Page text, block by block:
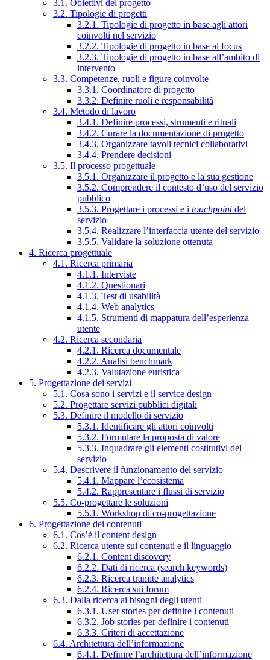
3.1. Obiettivi del progetto
3.2. Tipologie di progetti
3.2.1. Tipologie di progetto in base agli attori
coinvolti nel servizio
3.2.2. Tipologie di progetto in base al focus
3.2.3. Tipologie di progetto in base all’ambito di
intervento
3.3. Competenze, ruoli e figure coinvolte
3.3.1. Coordinatore di progetto
3.3.2. Definire ruoli e responsabilità
3.4. Metodo di lavoro
3.4.1. Definire processi, strumenti e rituali
3.4.2. Curare la documentazione di progetto
3.4.3. Organizzare tavoli tecnici collaborativi
3.4.4. Prendere decisioni
3.5. Il processo progettuale
3.5.1. Organizzare il progetto e la sua gestione
3.5.2. Comprendere il contesto d’uso del servizio
pubblico
3.5.3. Progettare i processi e i touchpointdel
servizio
3.5.4. Realizzare l’interfaccia utente del servizio
3.5.5. Validare la soluzione ottenuta
4. Ricerca progettuale
4.1. Ricerca primaria
4.1.1. Interviste
4.1.2. Questionari
4.1.3. Test di usabilità
4.1.4. Web analytics
4.1.5. Strumenti di mappatura dell’esperienza
utente
4.2. Ricerca secondaria
4.2.1. Ricerca documentale
4.2.2. Analisi benchmark
4.2.3. Valutazione euristica
5. Progettazione dei servizi
5.1. Cosa sono i servizi e il service design
5.2. Progettare servizi pubblici digitali
5.3. Definire il modello di servizio
5.3.1. Identificare gli attori coinvolti
5.3.2. Formulare la proposta di valore
5.3.3. Inquadrare gli elementi costitutivi del
servizio
5.4. Descrivere il funzionamento del servizio
5.4.1. Mappare l’ecosistema
5.4.2. Rappresentare i flussi di servizio
5.5. Co-progettare le soluzioni
5.5.1. Workshop di co-progettazione
6. Progettazione dei contenuti
6.1. Cos’è il content design
6.2. Ricerca utente sui contenuti e il linguaggio
6.2.1. Content discovery
6.2.2. Dati di ricerca (search keywords)
6.2.3. Ricerca tramite analytics
6.2.4. Ricerca sui forum
6.3. Dalla ricerca ai bisogni degli utenti
6.3.1. User stories per definire i contenuti
6.3.2. Job stories per definire i contenuti
6.3.3. Criteri di accettazione
6.4. Architettura dell’informazione
6.4.1. Definire l’architettura dell’informazione